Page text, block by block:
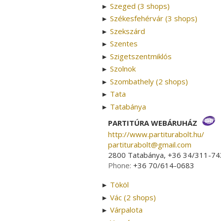
► Szeged (3 shops)
► Székesfehérvár (3 shops)
► Szekszárd
► Szentes
► Szigetszentmiklós
► Szolnok
► Szombathely (2 shops)
► Tata
► Tatabánya
PARTITÚRA WEBÁRUHÁZ
http://www.partiturabolt.hu/
partiturabolt­@­gmail.com
2800 Tatabánya, +36 34/311-
Phone: +36 70/614-0683
► Tököl
► Vác (2 shops)
► Várpalota